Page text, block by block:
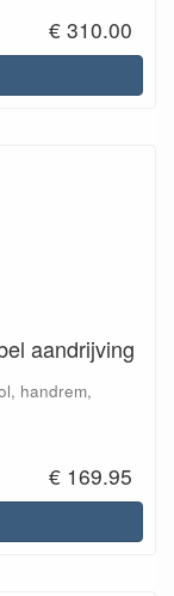
€ 310.00
aandrijving
handrem,
€ 169.95